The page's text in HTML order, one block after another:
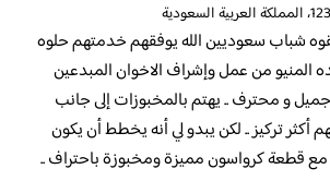
شباب سعوديين الله يوفقهم خدمتهم حلوه
من عمل وإشراف الاخوان المبدعين
و محترف .. يهتم بالمخبوزات إلى جانب
أكثر تركيز .. لكن يبدو لي أنه يخطط أن يكون
قطعة كرواسون مميزة ومخبوزة باحتراف ..